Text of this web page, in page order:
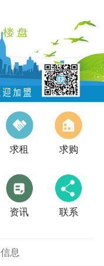
求租 求购
资讯 联系
息